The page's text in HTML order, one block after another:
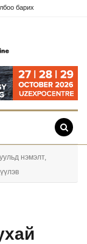
барих
нэмэлт,